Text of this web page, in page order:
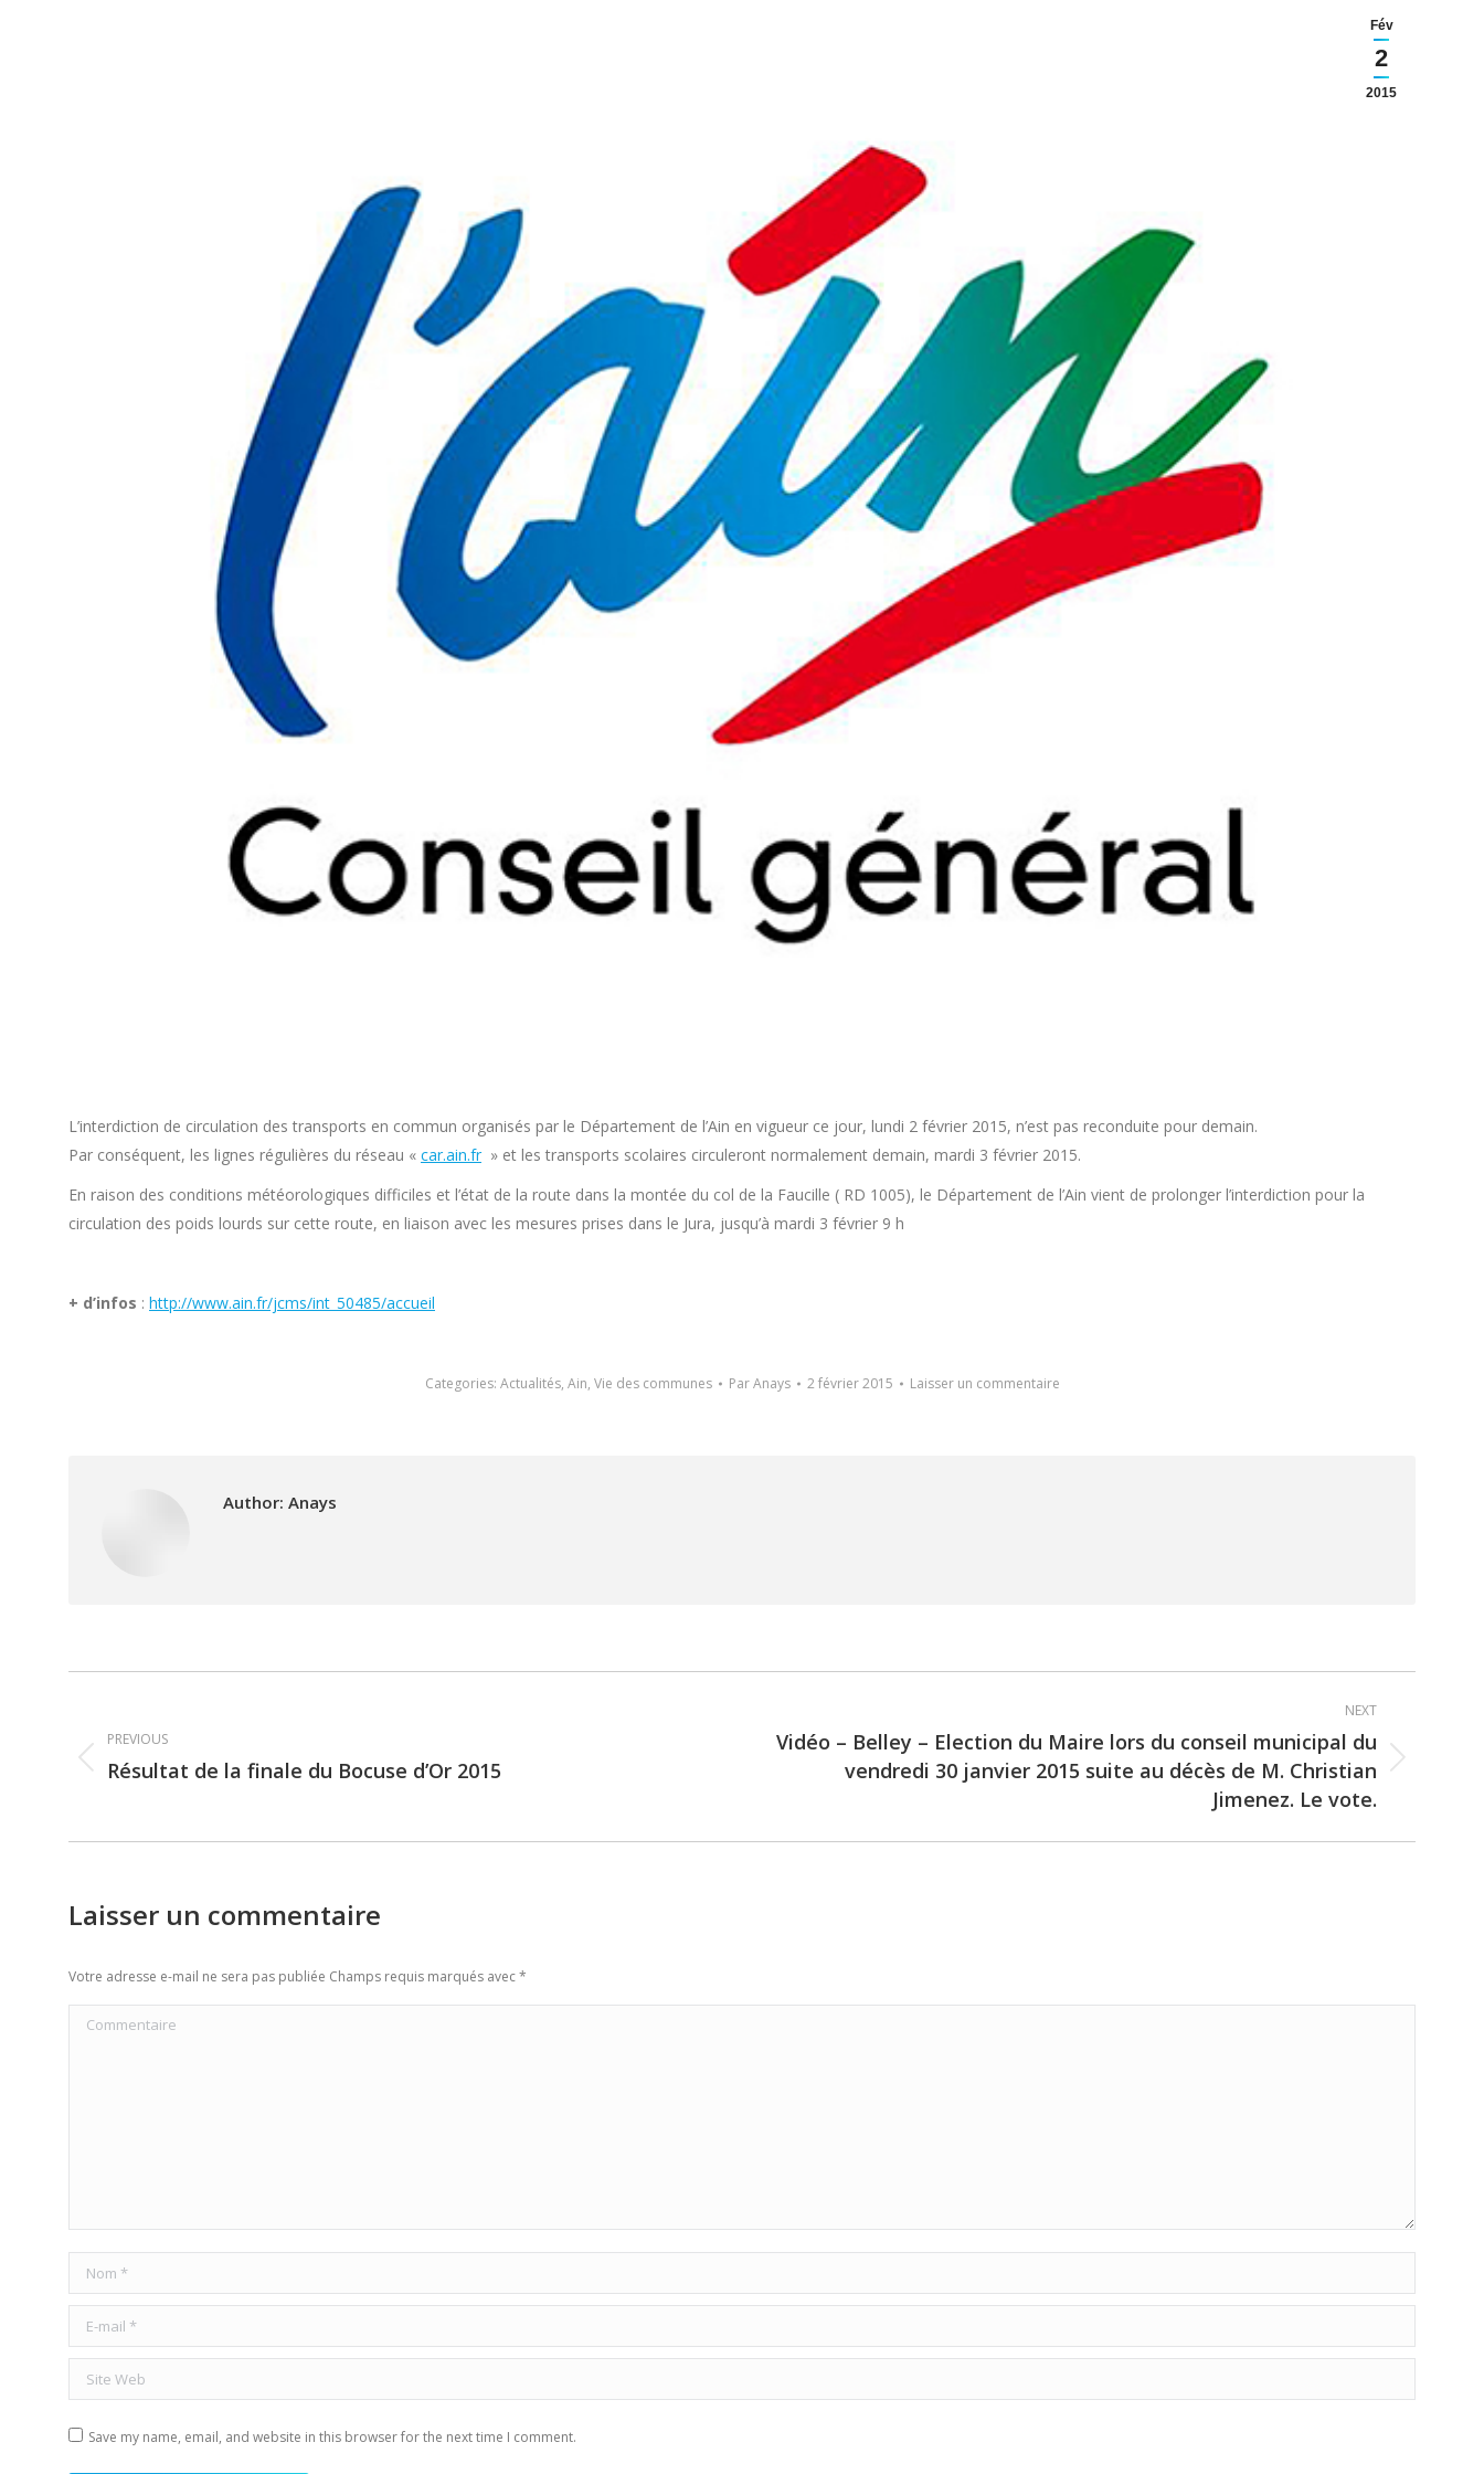
Fév
2
2015
L’interdiction de circulation des transports en commun organisés par le Département de l’Ain en vigueur ce jour, lundi 2 février 2015, n’est pas reconduite pour demain.
Par conséquent, les lignes régulières du réseau « car.ain.fr » et les transports scolaires circuleront normalement demain, mardi 3 février 2015.
En raison des conditions météorologiques difficiles et l’état de la route dans la montée du col de la Faucille ( RD 1005), le Département de l’Ain vient de prolonger l’interdiction pour la
circulation des poids lourds sur cette route, en liaison avec les mesures prises dans le Jura, jusqu’à mardi 3 février 9 h
+ d’infos : http://www.ain.fr/jcms/int_50485/accueil
Categories: Actualités, Ain, Vie des communes ParAnays 2 février 2015 Laisser un commentaire
Author: Anays
navigation
PREVIOUS
Previous
Résultat de la finale du Bocuse d’Or 2015
NEXT
Vidéo – Belley – Election du Maire lors du conseil municipal du
vendredi 30 janvier 2015 suite au décès de M. Christian
Jimenez. Le vote.
Laisser un commentaire
Votre adresse e-mail ne sera pas publiée Champs requis marqués avec*
Commentaire
Nom *
E-mail *
Site Web
Save my name, email, and website in this browser for the next time I comment.